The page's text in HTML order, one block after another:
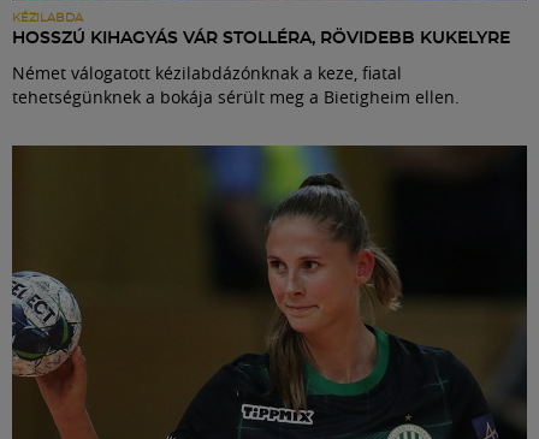
KÉZILABDA
HOSSZÚ KIHAGYÁS VÁR STOLLÉRA, RÖVIDEBB KUKELYRE
Német válogatott kézilabdázónknak a keze, fiatal
tehetségünknek a bokája sérült meg a Bietigheim ellen.